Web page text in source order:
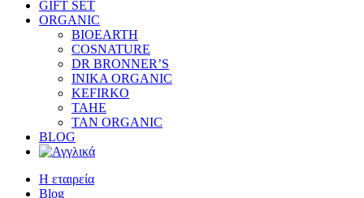
GIFT SET
ORGANIC
BIOEARTH
COSNATURE
DR BRONNER’S
INIKA ORGANIC
KEFIRKO
TAHE
TAN ORGANIC
BLOG
Η εταιρεία
Blog